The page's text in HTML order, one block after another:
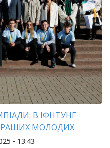
В ІФНТУНГ
МОЛОДИХ
- 13:43